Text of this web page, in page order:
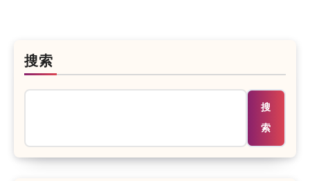
搜索
搜
索